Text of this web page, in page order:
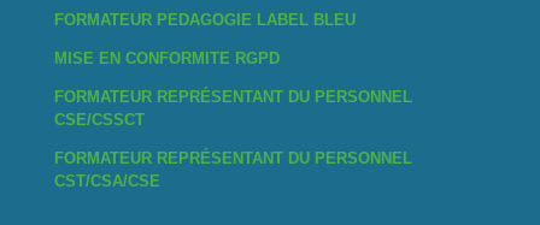
FORMATEUR PEDAGOGIE LABEL BLEU
MISE EN CONFORMITE RGPD
FORMATEUR REPRÉSENTANT DU PERSONNEL
CSE/CSSCT
FORMATEUR REPRÉSENTANT DU PERSONNEL
CST/CSA/CSE